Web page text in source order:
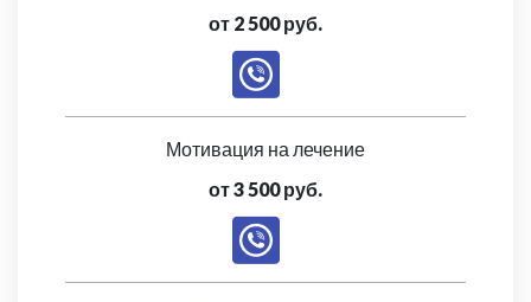
от 2 500 руб.
Мотивация на лечение
от 3 500 руб.